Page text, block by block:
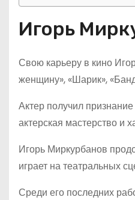
Игорь
Свою карьеру в кино
женщину», «Шарик»,
Актер получил
актерская мастерство и
Игорь Миркурбанов
играет на театральных
Среди его последних